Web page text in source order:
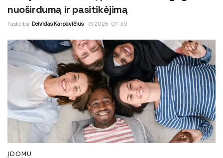
nuoširdumą ir pasitikėjimą
Paskelbė Deividas Karpavičius 2026-07-30
ĮDOMU